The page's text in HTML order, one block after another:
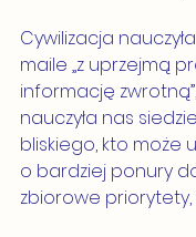
Cywilizacja
maile „z uprzejmą
informację
nauczyła nas
bliskiego, kto może
o bardziej ponury
zbiorowe